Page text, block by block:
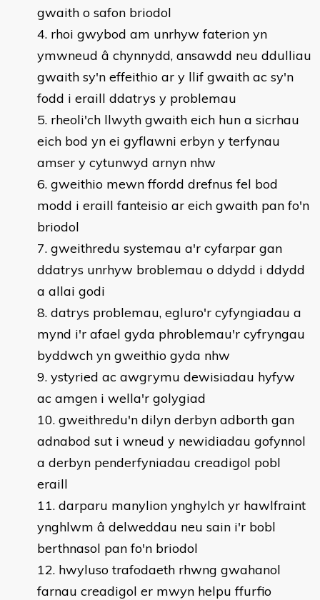
gwaith o safon briodol
rhoi gwybod am unrhyw faterion yn
ymwneud â chynnydd, ansawdd neu ddulliau
gwaith sy'n effeithio ar y llif gwaith ac sy'n
fodd i eraill ddatrys y problemau
rheoli'ch llwyth gwaith eich hun a sicrhau
eich bod yn ei gyflawni erbyn y terfynau
amser y cytunwyd arnyn nhw
gweithio mewn ffordd drefnus fel bod
modd i eraill fanteisio ar eich gwaith pan fo'n
briodol
gweithredu systemau a'r cyfarpar gan
ddatrys unrhyw broblemau o ddydd i ddydd
a allai godi
datrys problemau, egluro'r cyfyngiadau a
mynd i'r afael gyda phroblemau'r cyfryngau
byddwch yn gweithio gyda nhw
ystyried ac awgrymu dewisiadau hyfyw
ac amgen i wella'r golygiad
gweithredu'n dilyn derbyn adborth gan
adnabod sut i wneud y newidiadau gofynnol
a derbyn penderfyniadau creadigol pobl
eraill
darparu manylion ynghylch yr hawlfraint
ynghlwm â delweddau neu sain i'r bobl
berthnasol pan fo'n briodol
hwyluso trafodaeth rhwng gwahanol
farnau creadigol er mwyn helpu ffurfio